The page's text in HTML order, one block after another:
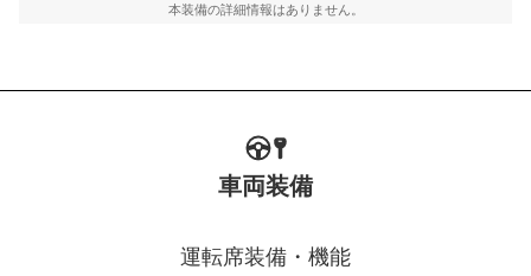
本装備の詳細情報はありません。
車両装備
運転席装備・機能